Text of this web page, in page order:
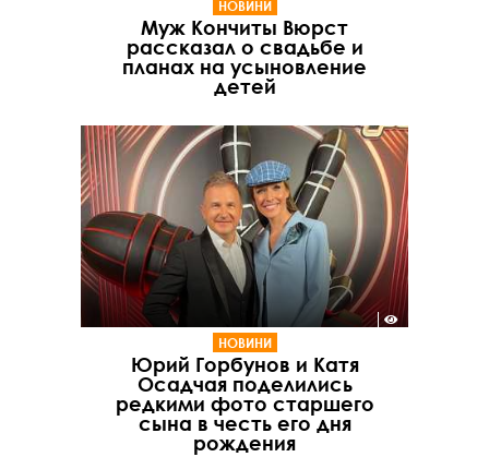
НОВИНИ
Муж Кончиты Вюрст
рассказал о свадьбе и
планах на усыновление
детей
НОВИНИ
Юрий Горбунов и Катя
Осадчая поделились
редкими фото старшего
сына в честь его дня
рождения